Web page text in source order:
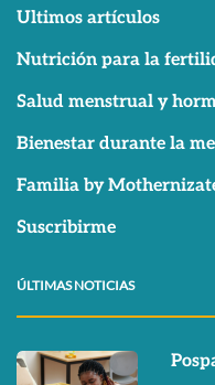
Ultimos artículos
Nutrición para la
Salud menstrual y
Bienestar durante la
Familia by
Suscribirme
ÚLTIMAS NOTICIAS